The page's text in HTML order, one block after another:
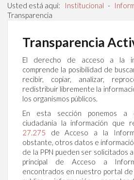
Usted está aquí: Institucional -
Transparencia
Transparencia
El derecho de acceso a la
comprende la posibilidad de
recibir, copiar, analizar,
redistribuir libremente la
los organismos públicos.
En esta sección ponemos a
ciudadanía la información que
27.275 de Acceso a la
obstante, otros datos e
de la PPN pueden ser solicitados
principal de Acceso a
encontrados en nuestro portal